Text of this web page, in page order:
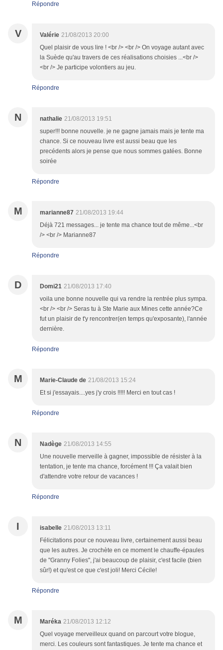
Répondre
V Valérie 21/08/2013 20:00
Quel plaisir de vous lire ! <br /> <br /> On voyage autant avec
la Suède qu'au travers de ces réalisations choisies ...<br />
<br /> Je participe volontiers au jeu.
Répondre
N nathalie 21/08/2013 19:51
super!!! bonne nouvelle. je ne gagne jamais mais je tente ma
chance. Si ce nouveau livre est aussi beau que les
precédents alors je pense que nous sommes gatées. Bonne
soirée
Répondre
M marianne87 21/08/2013 19:44
Déjà 721 messages... je tente ma chance tout de même...<br
/> <br /> Marianne87
Répondre
D Domi21 21/08/2013 17:40
voila une bonne nouvelle qui va rendre la rentrée plus sympa.
<br /> <br /> Seras tu à Ste Marie aux Mines cette année?Ce
fut un plaisir de t'y rencontrer(en temps qu'exposante), l'année
dernière.
Répondre
M Marie-Claude de 21/08/2013 15:24
Et si j'essayais....yes j'y crois !!!!! Merci en tout cas !
Répondre
N Nadège 21/08/2013 14:55
Une nouvelle merveille à gagner, impossible de résister à la
tentation, je tente ma chance, forcément !!! Ça valait bien
d'attendre votre retour de vacances !
Répondre
I isabelle 21/08/2013 13:11
Félicitations pour ce nouveau livre, certainement aussi beau
que les autres. Je crochète en ce moment le chauffe-épaules
de "Granny Folies", j'ai beaucoup de plaisir, c'est facile (bien
sûr!) et qu'est ce que c'est joli! Merci Cécile!
Répondre
M Maréka 21/08/2013 12:12
Quel voyage merveilleux quand on parcourt votre blogue,
merci. Les couleurs sont fantastiques. Je tente ma chance et